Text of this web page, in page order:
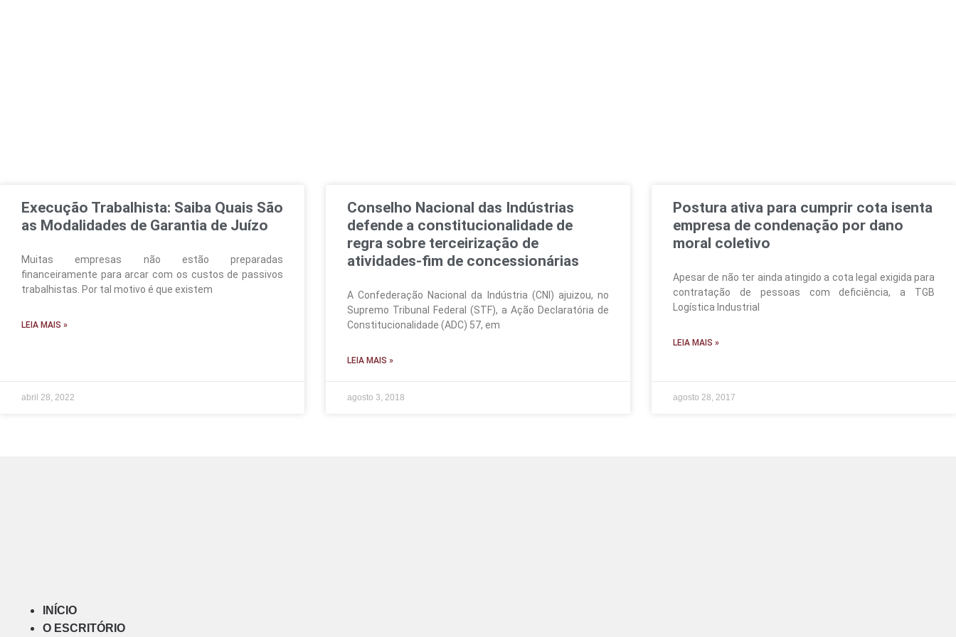
Execução Trabalhista: Saiba Quais São
as Modalidades de Garantia de Juízo
Muitas empresas não estão preparadas
financeiramente para arcar com os custos de passivos
trabalhistas. Por tal motivo é que existem
LEIA MAIS »
abril 28, 2022
Conselho Nacional das Indústrias
defende a constitucionalidade de
regra sobre terceirização de
atividades-fim de concessionárias
A Confederação Nacional da Indústria (CNI) ajuizou, no
Supremo Tribunal Federal (STF), a Ação Declaratória de
Constitucionalidade (ADC) 57, em
LEIA MAIS »
agosto 3, 2018
Postura ativa para cumprir cota isenta
empresa de condenação por dano
moral coletivo
Apesar de não ter ainda atingido a cota legal exigida para
contratação de pessoas com deficiência, a TGB
Logística Industrial
LEIA MAIS »
agosto 28, 2017
INÍCIO
O ESCRITÓRIO